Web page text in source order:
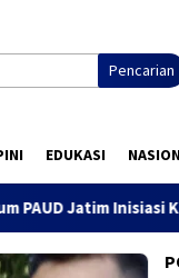
Pencarian
EDUKASI
Komitmen